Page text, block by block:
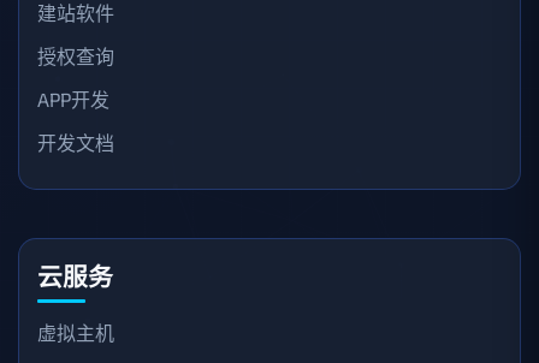
建站软件
授权查询
APP开发
开发文档
云服务
虚拟主机